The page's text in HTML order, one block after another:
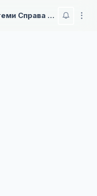
Психопас: Грішники системи Справа 2 - Перший захисник